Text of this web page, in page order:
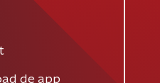
de app